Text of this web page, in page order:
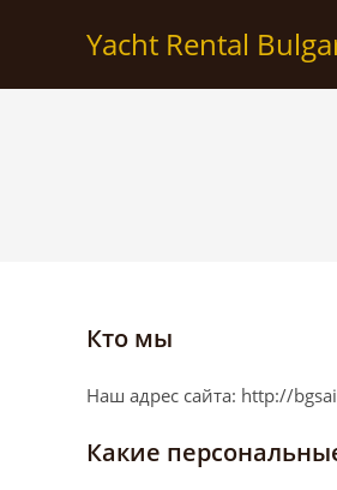
Yacht Rental
Кто мы
Наш адрес сайта: http://
Какие